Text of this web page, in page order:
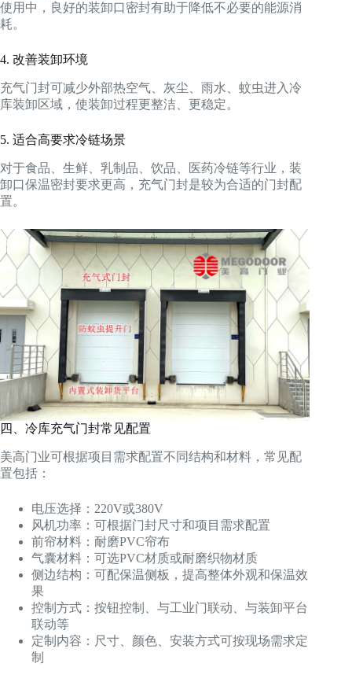
使用中，良好的装卸口密封有助于降低不必要的能源消
耗。
4. 改善装卸环境
充气门封可减少外部热空气、灰尘、雨水、蚊虫进入冷
库装卸区域，使装卸过程更整洁、更稳定。
5. 适合高要求冷链场景
对于食品、生鲜、乳制品、饮品、医药冷链等行业，装
卸口保温密封要求更高，充气门封是较为合适的门封配
置。
四、冷库充气门封常见配置
美高门业可根据项目需求配置不同结构和材料，常见配
置包括：
电压选择：220V或380V
风机功率：可根据门封尺寸和项目需求配置
前帘材料：耐磨PVC帘布
气囊材料：可选PVC材质或耐磨织物材质
侧边结构：可配保温侧板，提高整体外观和保温效
果
控制方式：按钮控制、与工业门联动、与装卸平台
联动等
定制内容：尺寸、颜色、安装方式可按现场需求定
制